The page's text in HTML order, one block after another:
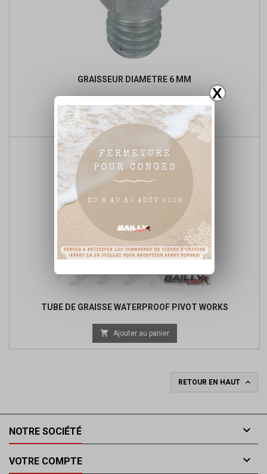
X
GRAISSEUR DIAMETRE 6 MM
 Ajouter au panier
TUBE DE GRAISSE WATERPROOF PIVOT WORKS
 Ajouter au panier
RETOUR EN HAUT 
NOTRE SOCIÉTÉ 
VOTRE COMPTE 